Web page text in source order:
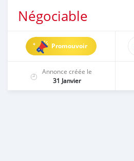
Négociable
Promouvoir
Annonce créée le
31 Janvier